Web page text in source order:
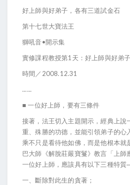
好上師與好弟子，各有三道試金石
第十七世大寶法王
獅吼音•開示集
實修課程教授第1天：好上師與好弟
時間／2008.12.31
......
■ 一位好上師，要有三條件
接著，法王切入主題開示，經典上說
重、殊勝的功德，並能引領弟子的心
乘不只是看待他如佛，而是他根本就
巴大師《解脫莊嚴寶鬘》教言「上師
一位好上師，應該具有以下三種特質
一、斷除對此生的貪著；